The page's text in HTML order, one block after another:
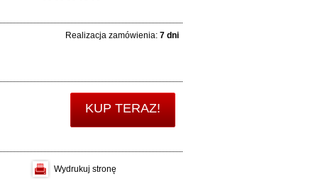
Realizacja zamówienia: 7 dni
KUP TERAZ!
Wydrukuj stronę